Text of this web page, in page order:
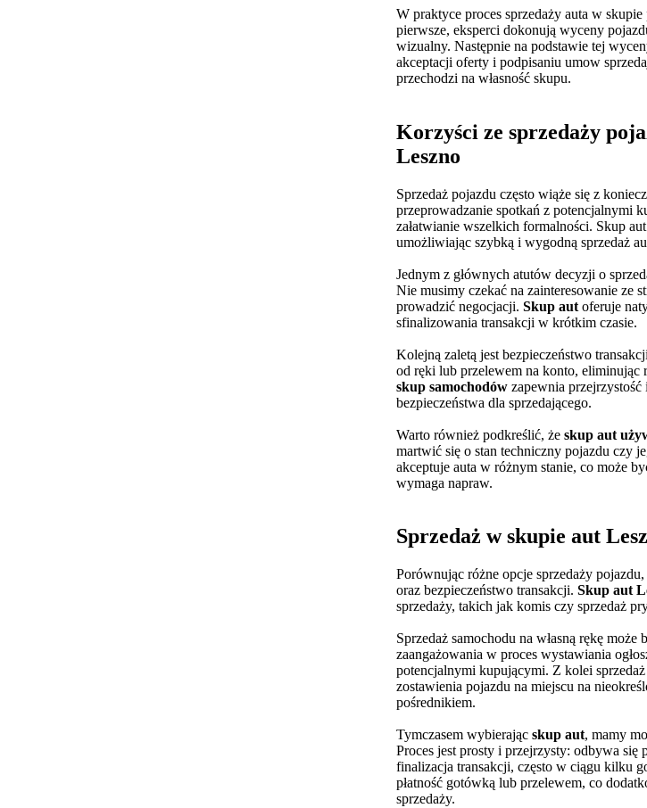
W praktyce proces sprzedaży auta w
pierwsze, eksperci dokonują wyceny
wizualny. Następnie na podstawie tej
akceptacji oferty i podpisaniu umow
przechodzi na własność skupu.
Korzyści ze sprzedaży
Leszno
Sprzedaż pojazdu często wiąże się z
przeprowadzanie spotkań z potencjalnymi
załatwianie wszelkich formalności. Skup
umożliwiając szybką i wygodną sprzedaż
Jednym z głównych atutów decyzji o
Nie musimy czekać na zainteresowanie ze
prowadzić negocjacji. Skup aut oferuje
sfinalizowania transakcji w krótkim czasie.
Kolejną zaletą jest bezpieczeństwo
od ręki lub przelewem na konto, eliminując
skup samochodów zapewnia
bezpieczeństwa dla sprzedającego.
Warto również podkreślić, że skup aut
martwić się o stan techniczny pojazdu czy
akceptuje auta w różnym stanie, co może
wymaga napraw.
Sprzedaż w skupie aut
Porównując różne opcje sprzedaży
oraz bezpieczeństwo transakcji. Skup aut
sprzedaży, takich jak komis czy sprzedaż
Sprzedaż samochodu na własną rękę może
zaangażowania w proces wystawiania
potencjalnymi kupującymi. Z kolei
zostawienia pojazdu na miejscu na
pośrednikiem.
Tymczasem wybierając skup aut, mamy
Proces jest prosty i przejrzysty: odbywa się
finalizacja transakcji, często w ciągu kilku
płatność gotówką lub przelewem, co
sprzedaży.